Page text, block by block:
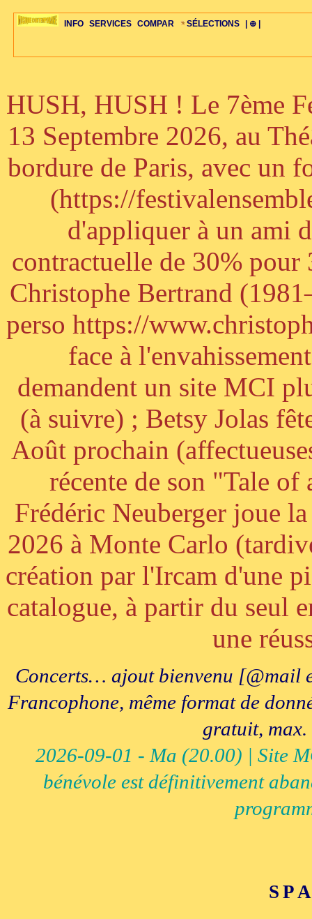
INFO
ÉDITORIAUX ACTUS-CONCERTS HISTOIRE PAYS STYLES-ÉCOLES
SERVICES
MAJ-LISTE ARCH-CONCERTS LIENS RADIOS VIDÉOS PLAN FAQS
COMPAR
SÉLECTION GUIDE-EXPRESS ŒUVRES BIOGRAPHIES PERSPECTIVE
SÉLECTIONS
SÉLECTION COMPOS-INTRO COMPO-INDIV ŒUVRES-INDIV
| ⊕ |
20ÈME PARAL 1001 CD TOP-REC BONUS-ROMANS BONUS-FILMS
CELLO-C
ALTO-C
VIOLON-C
PIANO-CONC GRAND-
HUSH, HUSH ! Le 7ème
13 Septembre 2026, au
bordure de Paris, avec un
(https://
d'appliquer à un ami
contractuelle de 30% pour
Christophe Bertrand
perso https://
face à
demandent un site MCI
(à suivre) ; Betsy Jolas
Août prochain
récente de son "Tale of
Frédéric Neuberger joue
2026 à Monte Carlo
création par l'Ircam d'une
catalogue, à partir du seul
une
Concerts… ajout bienvenu [@mail
Francophone, même format de
gratuit,
2026-09-01 - Ma (20.00) | Site
bénévole est définitivement